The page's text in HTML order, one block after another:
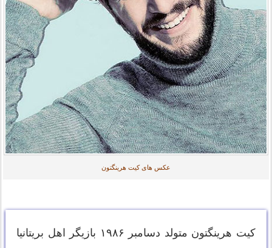
عکس های کیت هرینگتون
کیت هرینگتون متولد دسامبر ۱۹۸۶ بازیگر اهل بریتانیا